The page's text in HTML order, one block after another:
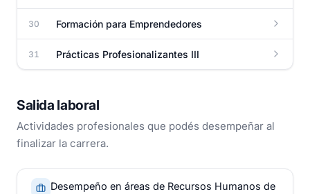
30 Formación para Emprendedores
31 Prácticas Profesionalizantes III
Salida laboral
Actividades profesionales que podés desempeñar al
finalizar la carrera.
Desempeño en áreas de Recursos Humanos de